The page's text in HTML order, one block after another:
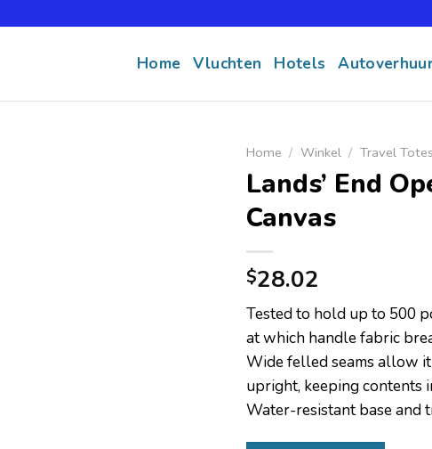
Home Vluchten Hotels
Home / Winkel / Travel
Lands’ End
Canvas
$28.02
Tested to hold up to 500
at which handle fabric
Wide felled seams allow
upright, keeping contents
Water-resistant base and